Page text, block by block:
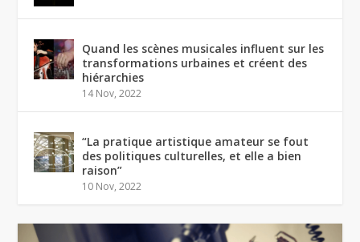
Quand les scènes musicales influent sur les
transformations urbaines et créent des
hiérarchies
14 Nov, 2022
“La pratique artistique amateur se fout
des politiques culturelles, et elle a bien
raison”
10 Nov, 2022